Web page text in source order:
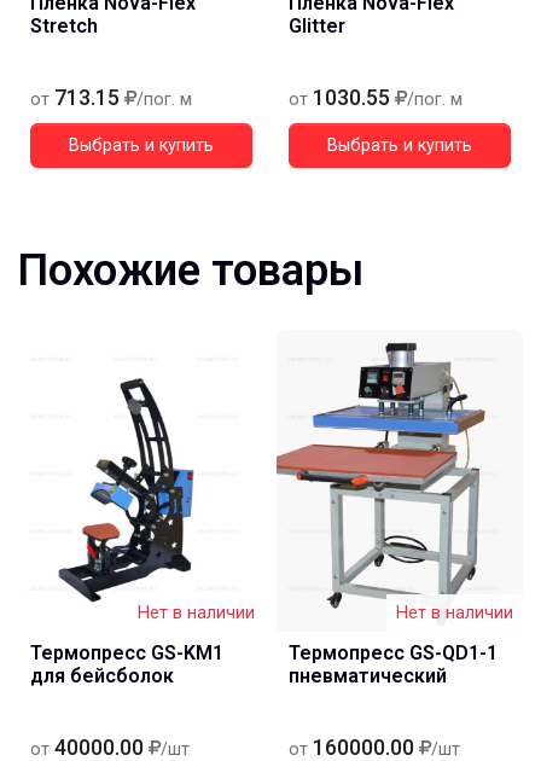
Stretch
от 713.15 /пог. м
Выбрать и купить
Glitter
от 1030.55 /пог. м
Выбрать и купить
Похожие товары
Нет в наличии
Термопресс GS-KM1
для бейсболок
от 40000.00 /шт
Нет в наличии
Термопресс GS-QD1-1
пневматический
от 160000.00 /шт